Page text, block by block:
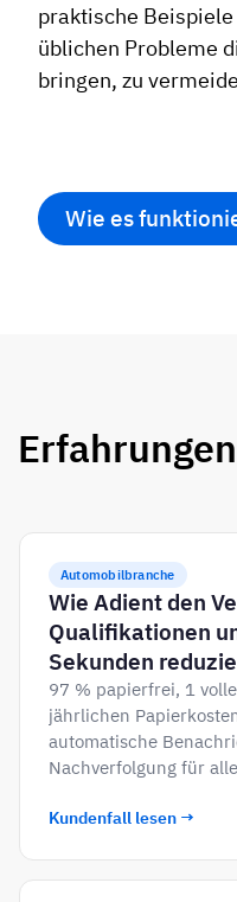
praktische
üblichen Probleme
bringen, zu
Wie es
Automobilbranche
Wie Adient den
Qualifikationen
Sekunden
97 % papierfrei, 1
jährlichen
automatische
Nachverfolgung für
Kundenfall lesen →